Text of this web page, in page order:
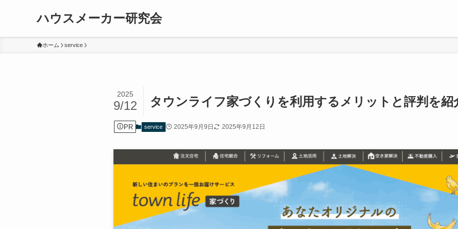
ハウスメーカー研究会
ホーム service
タウンライフ家づくりを利用するメリットと評判を紹
2025
9/12
PR service 2025年9月9日 2025年9月12日